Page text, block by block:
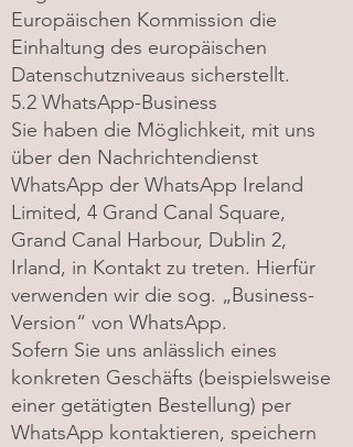
Europäischen Kommission die
Einhaltung des europäischen
Datenschutzniveaus sicherstellt.
5.2 WhatsApp-Business
Sie haben die Möglichkeit, mit uns
über den Nachrichtendienst
WhatsApp der WhatsApp Ireland
Limited, 4 Grand Canal Square,
Grand Canal Harbour, Dublin 2,
Irland, in Kontakt zu treten. Hierfür
verwenden wir die sog. „Business-
Version“ von WhatsApp.
Sofern Sie uns anlässlich eines
konkreten Geschäfts (beispielsweise
einer getätigten Bestellung) per
WhatsApp kontaktieren, speichern